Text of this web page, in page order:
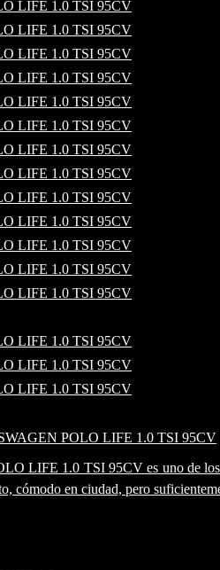
POLO LIFE 1.0 TSI 95CV
LIFE 1.0 TSI 95CV es uno de los
cómodo en ciudad, pero